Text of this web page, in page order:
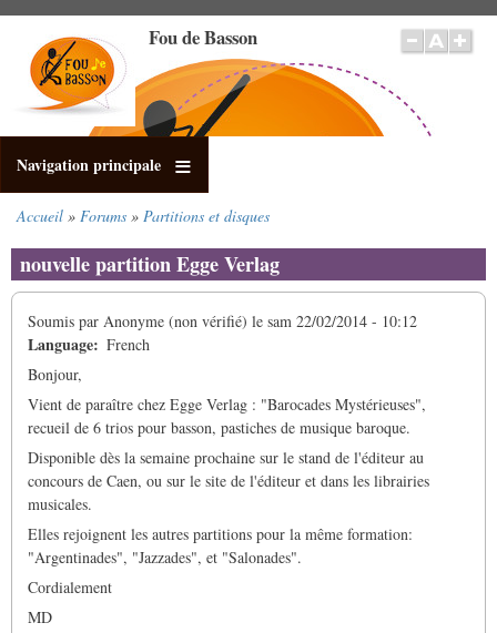
contenu
principal
Fou de Basson
Navigation principale
d'Ariane
Accueil Forums Partitions et disques
nouvelle partition Egge Verlag
Soumis par Anonyme (non vérifié) le sam 22/02/2014 - 10:12
Language
French
Bonjour,
Vient de paraître chez Egge Verlag : "Barocades Mystérieuses",
recueil de 6 trios pour basson, pastiches de musique baroque.
Disponible dès la semaine prochaine sur le stand de l'éditeur au
concours de Caen, ou sur le site de l'éditeur et dans les librairies
musicales.
Elles rejoignent les autres partitions pour la même formation:
"Argentinades", "Jazzades", et "Salonades".
Cordialement
MD